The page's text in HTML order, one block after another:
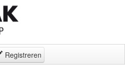
Registreren